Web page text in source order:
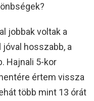
jobbak voltak a
hosszabb, a
Hajnali 5-kor
értem vissza
több mint 13 órát